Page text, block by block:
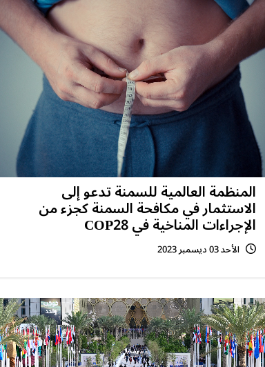
المنظمة العالمية للسمنة تدعو إلى
الاستثمار في مكافحة السمنة كجزء من
الإجراءات المناخية في COP28
الأحد 03 ديسمبر 2023